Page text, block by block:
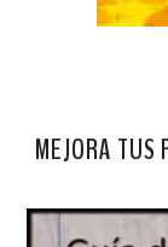
MEJORA TUS